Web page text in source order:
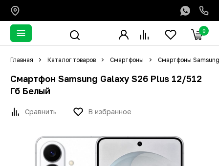
0
Главная Каталог товаров Смартфоны Смартфоны Samsung
Смартфон Samsung Galaxy S26 Plus 12/512
Гб Белый
Сравнить В избранное